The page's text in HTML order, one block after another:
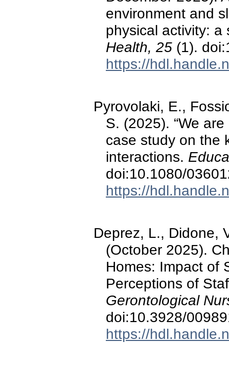
environment and
physical activity:
Health, 25 (1).
https://
Pyrovolaki, E.,
S. (2025). “We
case study on the
interactions.
doi:10.1080/
https://
Deprez, L., Didone,
(October 2025).
Homes: Impact of
Perceptions of
Gerontological
doi:10.3928/
https://